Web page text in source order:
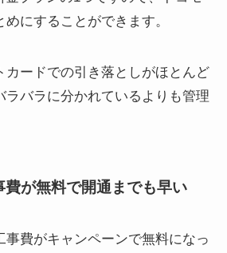
にすることができます。
カードでの引き落としがほとんど
ラバラに分かれているよりも管理
費が無料で開通までも早い
事費がキャンペーンで無料になっ